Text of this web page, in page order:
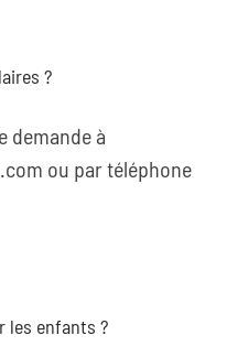
?
demande à
ou par téléphone
les enfants ?